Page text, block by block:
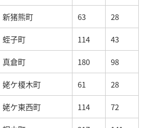
新猪熊町 63 28
蛭子町 114 43
真倉町 180 98
姥ケ榎木町 61 28
姥ケ東西町 114 72